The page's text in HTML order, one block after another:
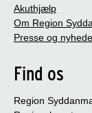
Akuthjælp
Om Region
Presse og
Find os
Region